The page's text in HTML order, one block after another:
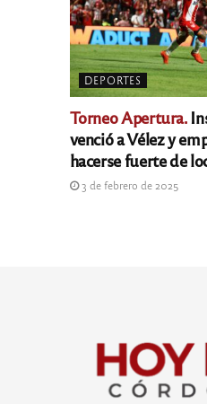
DEPORTES
Torneo Apertura.
venció a Vélez y
hacerse fuerte de
3 de febrero de 2025